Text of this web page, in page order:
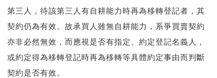
第三人，待該第三人有自耕能力時再為移轉登記者，其
契約仍為有效。故承買人雖無自耕能力，系爭買賣契約
亦非必然無效，而應視是否有指定、約定登記名義人，
或約定得為移轉登記時再為移轉等具體約定事由而判斷
契約是否有效。